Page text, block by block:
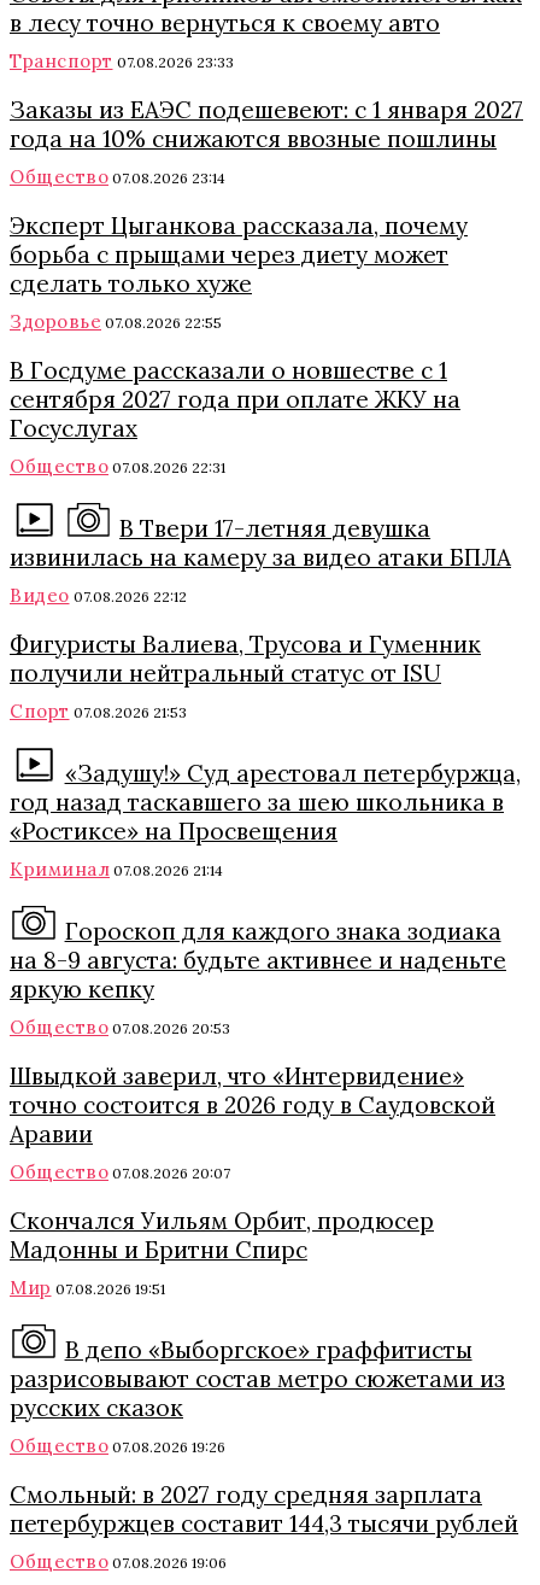
в лесу точно вернуться к своему авто
Транспорт 07.08.2026 23:33
Заказы из ЕАЭС подешевеют: с 1 января 2027
года на 10% снижаются ввозные пошлины
Общество 07.08.2026 23:14
Эксперт Цыганкова рассказала, почему
борьба с прыщами через диету может
сделать только хуже
Здоровье 07.08.2026 22:55
В Госдуме рассказали о новшестве с 1
сентября 2027 года при оплате ЖКУ на
Госуслугах
Общество 07.08.2026 22:31
В Твери 17-летняя девушка
извинилась на камеру за видео атаки БПЛА
Видео 07.08.2026 22:12
Фигуристы Валиева, Трусова и Гуменник
получили нейтральный статус от ISU
Спорт 07.08.2026 21:53
«Задушу!» Суд арестовал петербуржца,
год назад таскавшего за шею школьника в
«Ростиксе» на Просвещения
Криминал 07.08.2026 21:14
Гороскоп для каждого знака зодиака
на 8-9 августа: будьте активнее и наденьте
яркую кепку
Общество 07.08.2026 20:53
Швыдкой заверил, что «Интервидение»
точно состоится в 2026 году в Саудовской
Аравии
Общество 07.08.2026 20:07
Скончался Уильям Орбит, продюсер
Мадонны и Бритни Спирс
Мир 07.08.2026 19:51
В депо «Выборгское» граффитисты
разрисовывают состав метро сюжетами из
русских сказок
Общество 07.08.2026 19:26
Смольный: в 2027 году средняя зарплата
петербуржцев составит 144,3 тысячи рублей
Общество 07.08.2026 19:06